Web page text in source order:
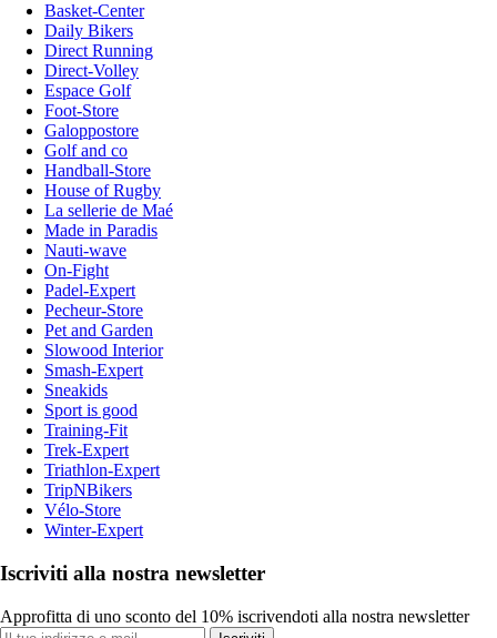
Basket-Center
Daily Bikers
Direct Running
Direct-Volley
Espace Golf
Foot-Store
Galoppostore
Golf and co
Handball-Store
House of Rugby
La sellerie de Maé
Made in Paradis
Nauti-wave
On-Fight
Padel-Expert
Pecheur-Store
Pet and Garden
Slowood Interior
Smash-Expert
Sneakids
Sport is good
Training-Fit
Trek-Expert
Triathlon-Expert
TripNBikers
Vélo-Store
Winter-Expert
Iscriviti alla nostra newsletter
Approfitta di uno sconto del 10% iscrivendoti alla nostra newsletter